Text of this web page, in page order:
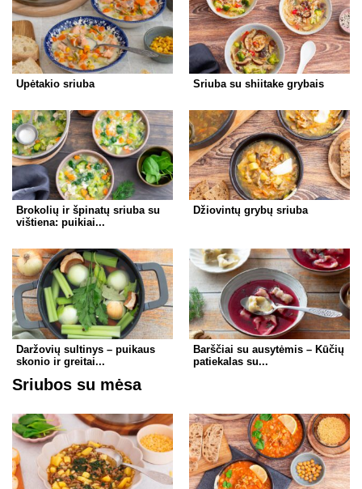
Upėtakio sriuba Sriuba su shiitake grybais
Brokolių ir špinatų sriuba su
vištiena: puikiai...
Džiovintų grybų sriuba
Daržovių sultinys – puikaus
skonio ir greitai...
Barščiai su ausytėmis – Kūčių
patiekalas su...
Sriubos su mėsa